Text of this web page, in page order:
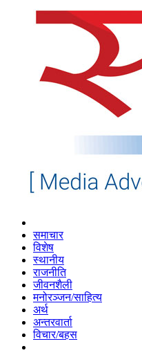
समाचार
विशेष
स्थानीय
राजनीति
जीवनशैली
मनोरञ्जन/साहित्य
अर्थ
अन्तरवार्ता
विचार/बहस